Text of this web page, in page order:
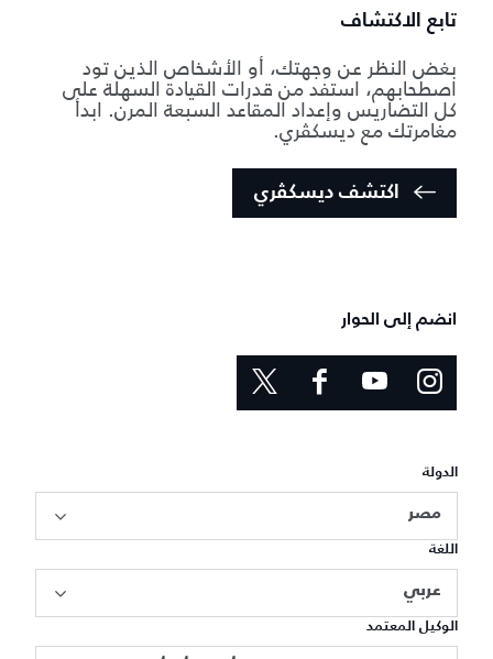
تابع الاكتشاف
بغض النظر عن وجهتك، أو الأشخاص الذين تود
اصطحابهم، استفد من قدرات القيادة السهلة على
كل التضاريس وإعداد المقاعد السبعة المرن. ابدأ
مغامرتك مع ديسكڤري.
اكتشف ديسكڤري
انضم إلى الحوار
الدولة
مصر
اللغة
عربي
الوكيل المعتمد